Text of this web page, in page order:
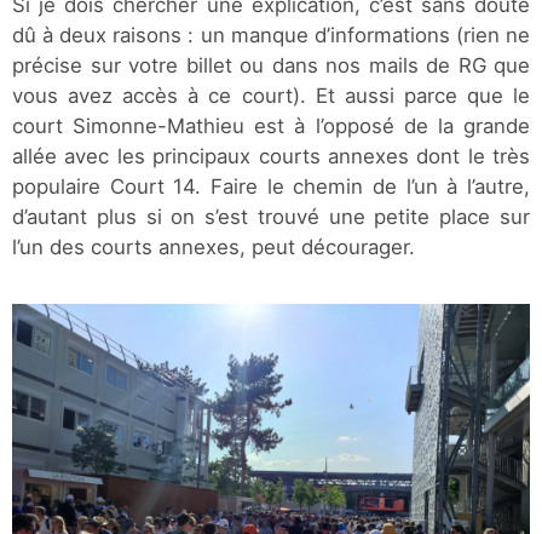
Si je dois chercher une explication, c’est sans doute
dû à deux raisons : un manque d’informations (rien ne
précise sur votre billet ou dans nos mails de RG que
vous avez accès à ce court). Et aussi parce que le
court Simonne-Mathieu est à l’opposé de la grande
allée avec les principaux courts annexes dont le très
populaire Court 14. Faire le chemin de l’un à l’autre,
d’autant plus si on s’est trouvé une petite place sur
l’un des courts annexes, peut décourager.